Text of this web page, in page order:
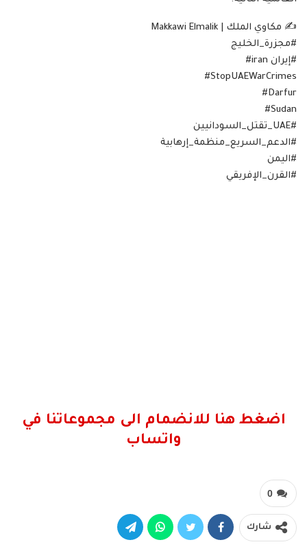
‏✍️ مكاوي الملك | Makkawi Elmalik
اضغط هنا للانضمام الى مجموعاتنا في
واتساب
0
شارك